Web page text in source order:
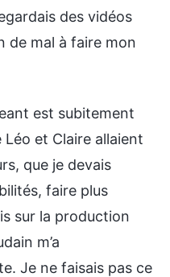
des vidéos
de mal à faire mon
est subitement
Léo et Claire allaient
que je devais
faire plus
sur la production
m’a
Je ne faisais pas ce